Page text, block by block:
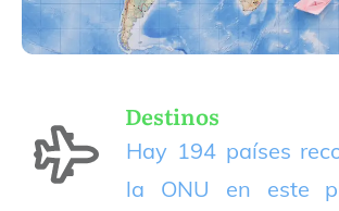
Destinos
Hay 194 países
la ONU en este